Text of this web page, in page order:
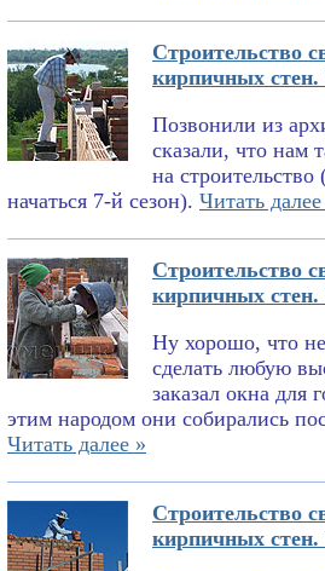
Строительство
кирпичных стен.
Позвонили из
сказали, что нам
на
начаться 7-й сезон). Читать
Строительство
кирпичных стен.
Ну хорошо, что
сделать любую
заказал окна для
этим народом они собирались
Читать далее »
Строительство
кирпичных стен.